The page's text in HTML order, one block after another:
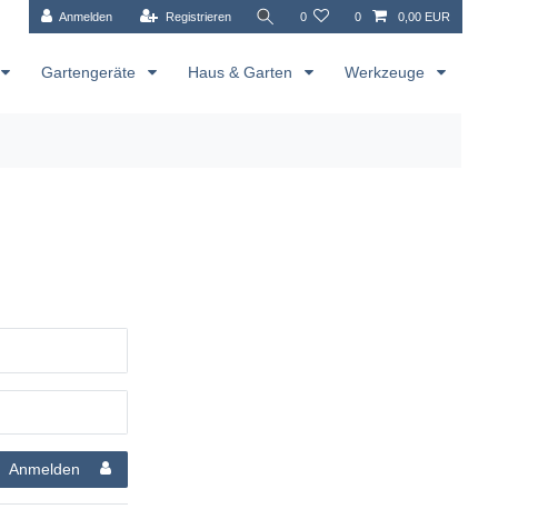
Anmelden Registrieren 0 0 0,00 EUR
Gartengeräte Haus & Garten Werkzeuge
Anmelden